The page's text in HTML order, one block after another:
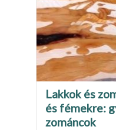
Lakkok és
és fémekre:
zománcok